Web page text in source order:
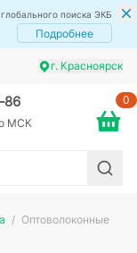
поиска ЭКБ
Подробнее
г. Красноярск
86
МСК
0
Оптоволоконные